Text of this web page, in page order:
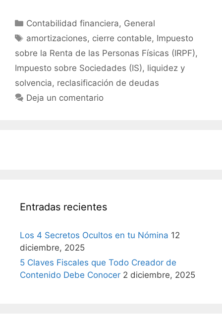
Categorías
Contabilidad financiera, General
Etiquetas
amortizaciones, cierre contable, Impuesto
sobre la Renta de las Personas Físicas (IRPF),
Impuesto sobre Sociedades (IS), liquidez y
solvencia, reclasificación de deudas
Deja un comentario
Entradas recientes
Los 4 Secretos Ocultos en tu Nómina 12
diciembre, 2025
5 Claves Fiscales que Todo Creador de
Contenido Debe Conocer 2 diciembre, 2025